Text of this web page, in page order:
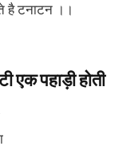
है टनाटन ।।
पहाड़ी होती